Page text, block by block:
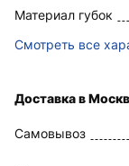
Материал губок
Смотреть все
Доставка в
Самовывоз